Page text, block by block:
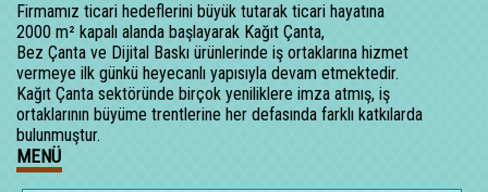
Firmamız ticari hedeflerini büyük tutarak ticari hayatına
2000 m² kapalı alanda başlayarak Kağıt Çanta,
Bez Çanta ve Dijital Baskı ürünlerinde iş ortaklarına hizmet
vermeye ilk günkü heyecanlı yapısıyla devam etmektedir.
Kağıt Çanta sektöründe birçok yeniliklere imza atmış, iş
ortaklarının büyüme trentlerine her defasında farklı katkılarda
bulunmuştur.
MENÜ